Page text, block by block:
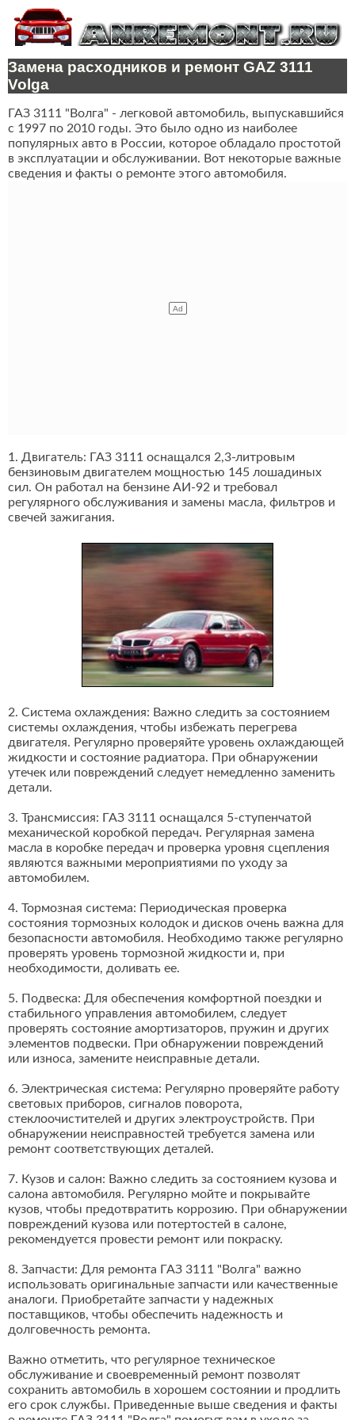
Замена расходников и ремонт GAZ 3111
Volga
ГАЗ 3111 "Волга" - легковой автомобиль, выпускавшийся
с 1997 по 2010 годы. Это было одно из наиболее
популярных авто в России, которое обладало простотой
в эксплуатации и обслуживании. Вот некоторые важные
сведения и факты о ремонте этого автомобиля.
1. Двигатель: ГАЗ 3111 оснащался 2,3-литровым
бензиновым двигателем мощностью 145 лошадиных
сил. Он работал на бензине АИ-92 и требовал
регулярного обслуживания и замены масла, фильтров и
свечей зажигания.
2. Система охлаждения: Важно следить за состоянием
системы охлаждения, чтобы избежать перегрева
двигателя. Регулярно проверяйте уровень охлаждающей
жидкости и состояние радиатора. При обнаружении
утечек или повреждений следует немедленно заменить
детали.
3. Трансмиссия: ГАЗ 3111 оснащался 5-ступенчатой
механической коробкой передач. Регулярная замена
масла в коробке передач и проверка уровня сцепления
являются важными мероприятиями по уходу за
автомобилем.
4. Тормозная система: Периодическая проверка
состояния тормозных колодок и дисков очень важна для
безопасности автомобиля. Необходимо также регулярно
проверять уровень тормозной жидкости и, при
необходимости, доливать ее.
5. Подвеска: Для обеспечения комфортной поездки и
стабильного управления автомобилем, следует
проверять состояние амортизаторов, пружин и других
элементов подвески. При обнаружении повреждений
или износа, замените неисправные детали.
6. Электрическая система: Регулярно проверяйте работу
световых приборов, сигналов поворота,
стеклоочистителей и других электроустройств. При
обнаружении неисправностей требуется замена или
ремонт соответствующих деталей.
7. Кузов и салон: Важно следить за состоянием кузова и
салона автомобиля. Регулярно мойте и покрывайте
кузов, чтобы предотвратить коррозию. При обнаружении
повреждений кузова или потертостей в салоне,
рекомендуется провести ремонт или покраску.
8. Запчасти: Для ремонта ГАЗ 3111 "Волга" важно
использовать оригинальные запчасти или качественные
аналоги. Приобретайте запчасти у надежных
поставщиков, чтобы обеспечить надежность и
долговечность ремонта.
Важно отметить, что регулярное техническое
обслуживание и своевременный ремонт позволят
сохранить автомобиль в хорошем состоянии и продлить
его срок службы. Приведенные выше сведения и факты